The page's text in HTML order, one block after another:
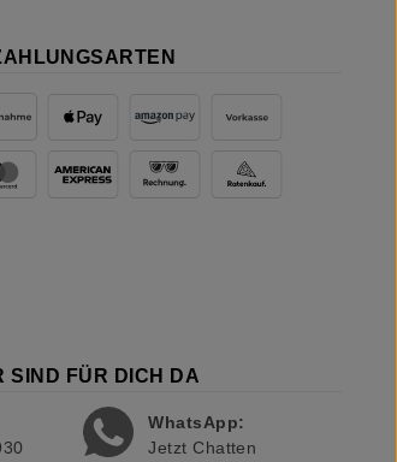
SIND FÜR DICH DA
WhatsApp:
Jetzt Chatten